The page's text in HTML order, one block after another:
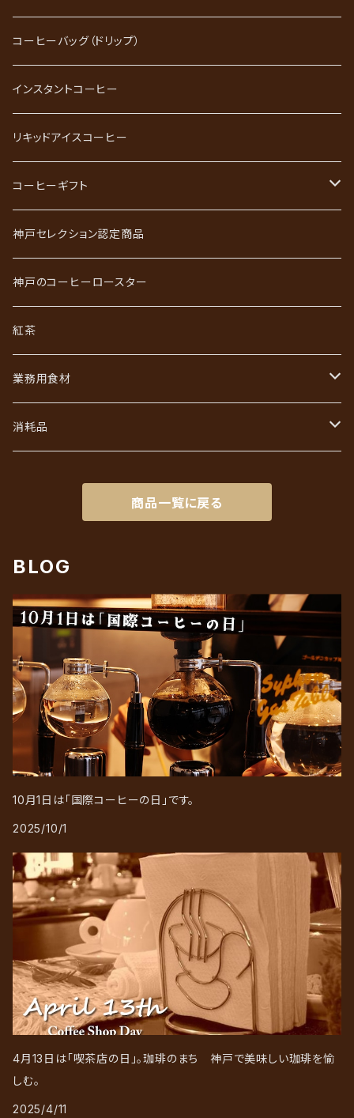
ブレンドコーヒー
ストレートコーヒー
スペシャルティコーヒー
ごーるど四季限定珈琲
かれんだー珈琲
神戸珈琲散策
ジュエリーコーヒーシリーズ
あなただけのブレンド
初回限定お試しセット
コーヒーバッグ（ドリップ）
インスタントコーヒー
リキッドアイスコーヒー
コーヒーギフト
神戸珈琲職人ギフト
神戸珈琲散策ギフト
ワールドコーヒーギフト
コーヒーバッグ（ドリップ）ギフト
インスタントコーヒーギフト
神戸セレクション認定商品
神戸のコーヒーロースター
紅茶
業務用食材
フレッシュ・シュガー・ガムシロ
消耗品
商品一覧に戻る
BLOG
10月1日は「国際コーヒーの日」です。
2025/10/1
4月13日は「喫茶店の日」。珈琲のまち 神戸で美味しい珈琲を愉
しむ。
2025/4/11